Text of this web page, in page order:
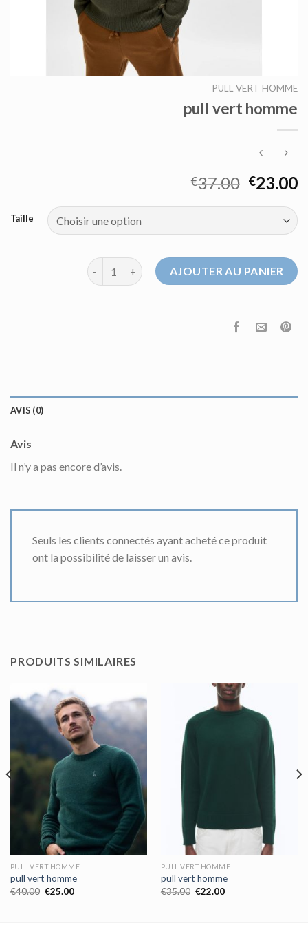
PULL VERT HOMME
pull vert homme
€37.00 €23.00
Taille
quantité de pull vert hommeAJOUTER AU PANIER
AVIS (0)
Avis
Il n’y a pas encore d’avis.
Seuls les clients connectés ayant acheté ce produit
ont la possibilité de laisser un avis.
PRODUITS SIMILAIRES
PULL VERT HOMME
pull vert homme
€40.00 €25.00
PULL VERT HOMME
pull vert homme
€35.00 €22.00